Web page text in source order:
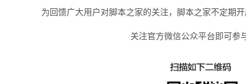
为回馈广大用户对脚本之家的关注，脚本之家不定期开
关注官方微信公众平台即可参